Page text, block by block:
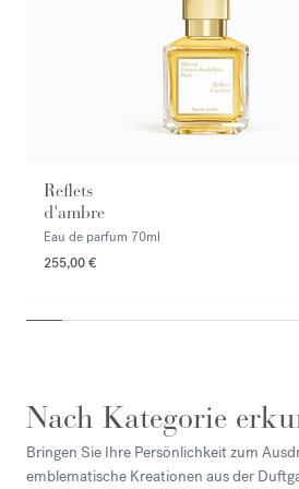
Reflets
d'ambre
Eau de parfum 70ml
255,00 €
Nach Kategorie
Bringen Sie Ihre Persönlichkeit zum
emblematische Kreationen aus der